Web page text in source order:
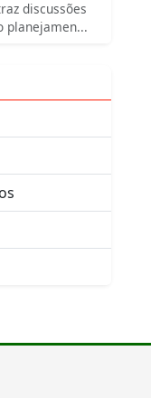
discussões
planejamen...